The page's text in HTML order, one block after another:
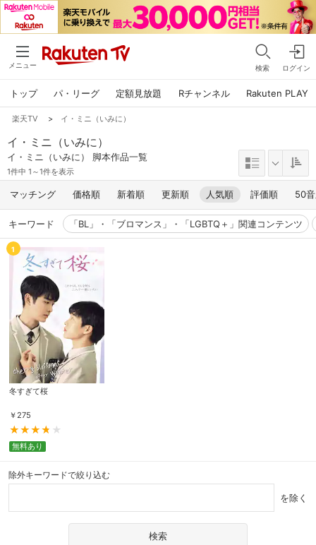
メニュー 検索 ログイン
トップ パ・リーグ 定額見放題 Rチャンネル Rakuten PLAY
楽天TV > イ・ミニ（いみに）
イ・ミニ（いみに）
イ・ミニ（いみに） 脚本作品一覧
1件中 1～1件を表示
マッチング 価格順 新着順 更新順 人気順 評価順 50
キーワード 「BL」・「ブロマンス」・「LGBTQ＋」関連コンテンツ
1
冬すぎて桜
￥ 275
無料あり
除外キーワードで絞り込む
を除く